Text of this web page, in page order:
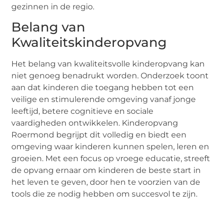
gezinnen in de regio.
Belang van
Kwaliteitskinderopvang
Het belang van kwaliteitsvolle kinderopvang kan
niet genoeg benadrukt worden. Onderzoek toont
aan dat kinderen die toegang hebben tot een
veilige en stimulerende omgeving vanaf jonge
leeftijd, betere cognitieve en sociale
vaardigheden ontwikkelen. Kinderopvang
Roermond begrijpt dit volledig en biedt een
omgeving waar kinderen kunnen spelen, leren en
groeien. Met een focus op vroege educatie, streeft
de opvang ernaar om kinderen de beste start in
het leven te geven, door hen te voorzien van de
tools die ze nodig hebben om succesvol te zijn.